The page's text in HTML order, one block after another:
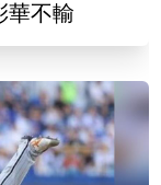
華不輸